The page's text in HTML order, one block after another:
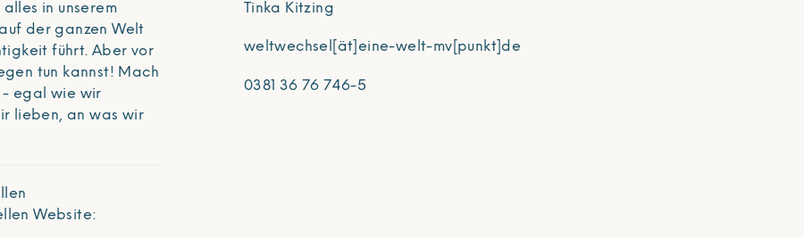
in unserem
der ganzen Welt
führt. Aber vor
tun kannst! Mach
- egal wie wir
lieben, an was wir
Website:
Tinka Kitzing
weltwechsel[ät]eine-welt-mv[punkt]de
0381 36 76 746-5